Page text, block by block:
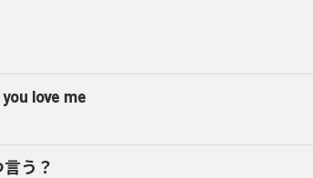
love me
言う？